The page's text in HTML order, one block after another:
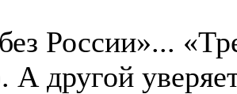
России»...
А другой